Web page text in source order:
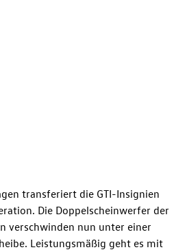
transferiert die GTI-Insignien
Die Doppelscheinwerfer der
verschwinden nun unter einer
Leistungsmäßig geht es mit